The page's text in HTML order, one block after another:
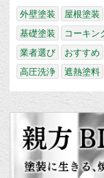
外壁塗装 屋根塗装
基礎塗装
コーキン
業者選び
おすすめ
高圧洗浄
遮熱塗料